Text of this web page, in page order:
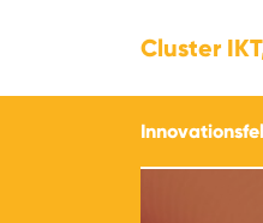
Cluster